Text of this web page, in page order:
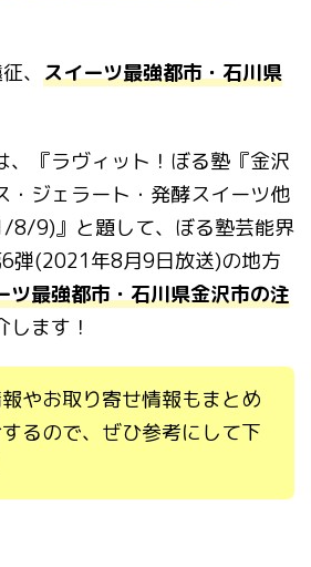
、 スイーツ最強都市・石川県
、『ラヴィット！ぼる塾『金沢
・ジェラート・発酵スイーツ他
8/9)』と題して、ぼる塾芸能界
6弾(2021年8月9日放送)の地方
ツ最強都市・石川県金沢市の注
します！
やお取り寄せ情報もまとめ
るので、ぜひ参考にして下